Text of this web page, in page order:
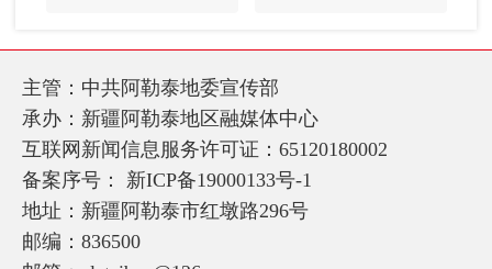
主管：中共阿勒泰地委宣传部
承办：新疆阿勒泰地区融媒体中心
互联网新闻信息服务许可证：65120180002
备案序号： 新ICP备19000133号-1
地址：新疆阿勒泰市红墩路296号
邮编：836500